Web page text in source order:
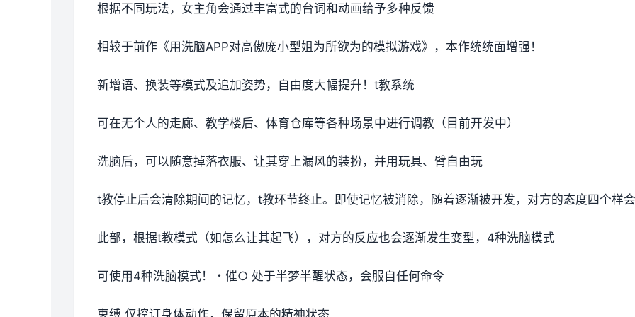
根据不同玩法，女主角会通过丰富式的台词和动画给予多种反馈
相较于前作《用洗脑APP对高傲庞小型姐为所欲为的模拟游戏》，本作统统面增强！
新增语、换装等模式及追加姿势，自由度大幅提升！t教系统
可在无个人的走廊、教学楼后、体育仓库等各种场景中进行调教（目前开发中）
洗脑后，可以随意掉落衣服、让其穿上漏风的装扮，并用玩具、臂自由玩
t教停止后会清除期间的记忆，t教环节终止。即使记忆被消除，随着逐渐被开发，对方的态度四个样
此部，根据t教模式（如怎么让其起飞），对方的反应也会逐渐发生变型，4种洗脑模式
可使用4种洗脑模式！・催○ 处于半梦半醒状态，会服自任何命令